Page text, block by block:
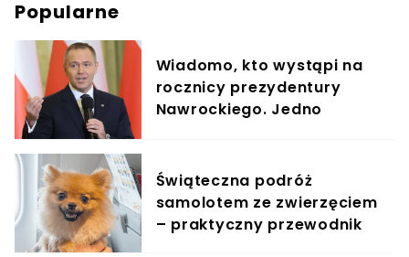
Popularne
Wiadomo, kto wystąpi na
rocznicy prezydentury
Nawrockiego. Jedno
Świąteczna podróż
samolotem ze zwierzęciem
– praktyczny przewodnik